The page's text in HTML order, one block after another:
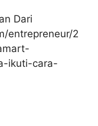
Dari
entrepreneur/2
ikuti-cara-